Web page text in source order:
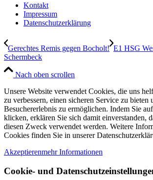
Kontakt
Impressum
Datenschutzerklärung
Gerechtes Remis gegen Bocholt! E1 HSG
Schermbeck
Nach oben scrollen
Unsere Website verwendet Cookies, die uns
zu verbessern, einen sicheren Service zu bieten
Besuchererlebnis zu ermöglichen. Indem Sie
klicken, erklären Sie sich damit einverstanden,
diesen Zweck verwendet werden. Weitere
Cookies finden Sie in unserer
Akzeptierenmehr Informationen
Cookie- und